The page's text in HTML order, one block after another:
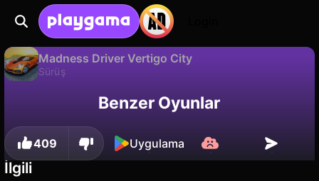
Madness Driver Vertigo City
Sürüş
Benzer Oyunlar
409 Uygulama
İlgili